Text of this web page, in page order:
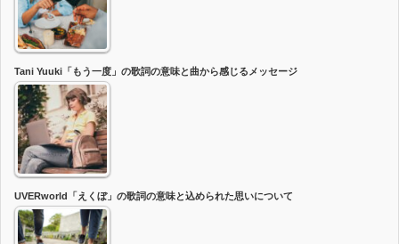
Tani Yuuki「もう一度」の歌詞の意味と曲から感じるメッセージ
UVERworld「えくぼ」の歌詞の意味と込められた思いについて